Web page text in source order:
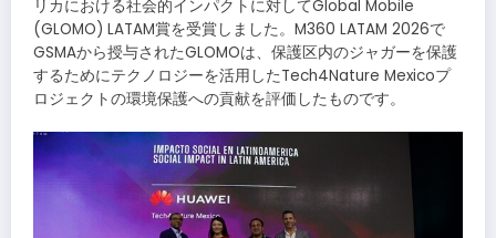
リカにおける社会的インパクトに対してGlobal Mobile
(GLOMO) LATAM賞を受賞しました。M360 LATAM 2026で
GSMAから授与されたGLOMOは、保護区内のジャガーを保護
するためにテクノロジーを活用したTech4Nature Mexicoプ
ロジェクトの環境保護への貢献を評価したものです。